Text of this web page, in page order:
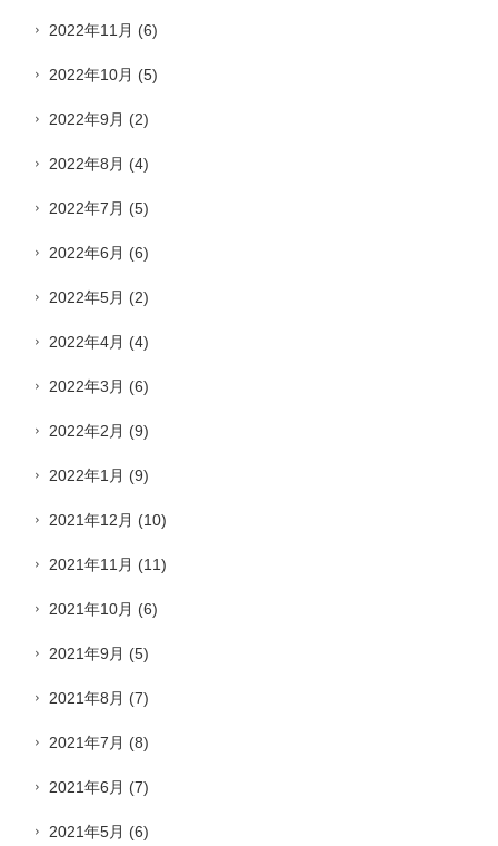
2022年11月 (6)
2022年10月 (5)
2022年9月 (2)
2022年8月 (4)
2022年7月 (5)
2022年6月 (6)
2022年5月 (2)
2022年4月 (4)
2022年3月 (6)
2022年2月 (9)
2022年1月 (9)
2021年12月 (10)
2021年11月 (11)
2021年10月 (6)
2021年9月 (5)
2021年8月 (7)
2021年7月 (8)
2021年6月 (7)
2021年5月 (6)